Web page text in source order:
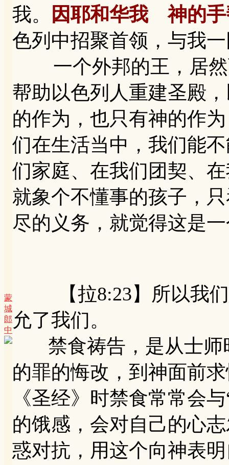
蒙
城
郎
中
我。
因耶和华我 神的手
色列中招聚首领，与我
一个外邦的王，居然
帮助以色列人重建圣殿
的作为，也只有神的作
们在生活当中，我们能
们家庭、在我们团契、
就象个不懂事的孩子，
尽的义务，就觉得这是
【拉8:23】所以我们
允了我们。
禁食祷告，是从士师
的罪的悔改，到神面前
《圣经》时禁食常常会
的饿感，会对自己的心
惑对抗，用这个向神表